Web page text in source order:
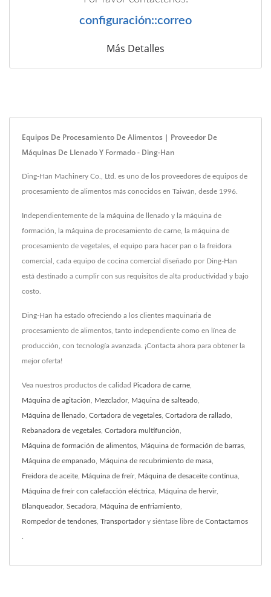
configuración::correo
Más Detalles
Equipos De Procesamiento De Alimentos | Proveedor De
Máquinas De Llenado Y Formado - Ding-Han
Ding-Han Machinery Co., Ltd. es uno de los proveedores de equipos de
procesamiento de alimentos más conocidos en Taiwán, desde 1996.
Independientemente de la máquina de llenado y la máquina de
formación, la máquina de procesamiento de carne, la máquina de
procesamiento de vegetales, el equipo para hacer pan o la freidora
comercial, cada equipo de cocina comercial diseñado por Ding-Han
está destinado a cumplir con sus requisitos de alta productividad y bajo
costo.
Ding-Han ha estado ofreciendo a los clientes maquinaria de
procesamiento de alimentos, tanto independiente como en línea de
producción, con tecnología avanzada. ¡Contacta ahora para obtener la
mejor oferta!
Vea nuestros productos de calidad Picadora de carne
Máquina de agitación Mezclador, Máquina de salteado
Máquina de llenado Cortadora de vegetales Cortadora de rallado
Rebanadora de vegetales Cortadora multifunción
Máquina de formación de alimentos Máquina de formación de barras
Máquina de empanado Máquina de recubrimiento de masa
Freidora de aceite Máquina de freír, Máquina de desaceite continua
Máquina de freír con calefacción eléctrica Máquina de hervir,
Blanqueador, Secadora Máquina de enfriamiento
Rompedor de tendones Transportadory siéntase libre de Contactarnos